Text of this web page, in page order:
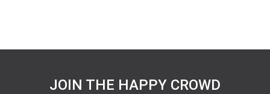
JOIN THE HAPPY CROWD